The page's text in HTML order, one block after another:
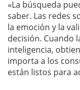
«La búsqueda
saber. Las redes
la emoción y la
decisión. Cuando
inteligencia,
importa a los
están listos para